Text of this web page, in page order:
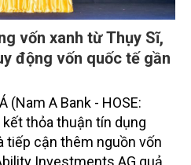
vốn xanh từ Thụy Sĩ,
động vốn quốc tế gần
(Nam A Bank - HOSE:
thỏa thuận tín dụng